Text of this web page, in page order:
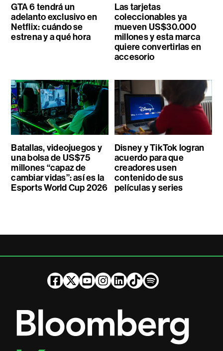
GTA 6 tendrá un
adelanto exclusivo en
Netflix: cuándo se
estrena y a qué hora
Las tarjetas
coleccionables ya
mueven US$30.000
millones y esta marca
quiere convertirlas en
accesorio
Batallas, videojuegos y
una bolsa de US$75
millones “capaz de
cambiar vidas”: así es la
Esports World Cup 2026
Disney y TikTok logran
acuerdo para que
creadores usen
contenido de sus
películas y series